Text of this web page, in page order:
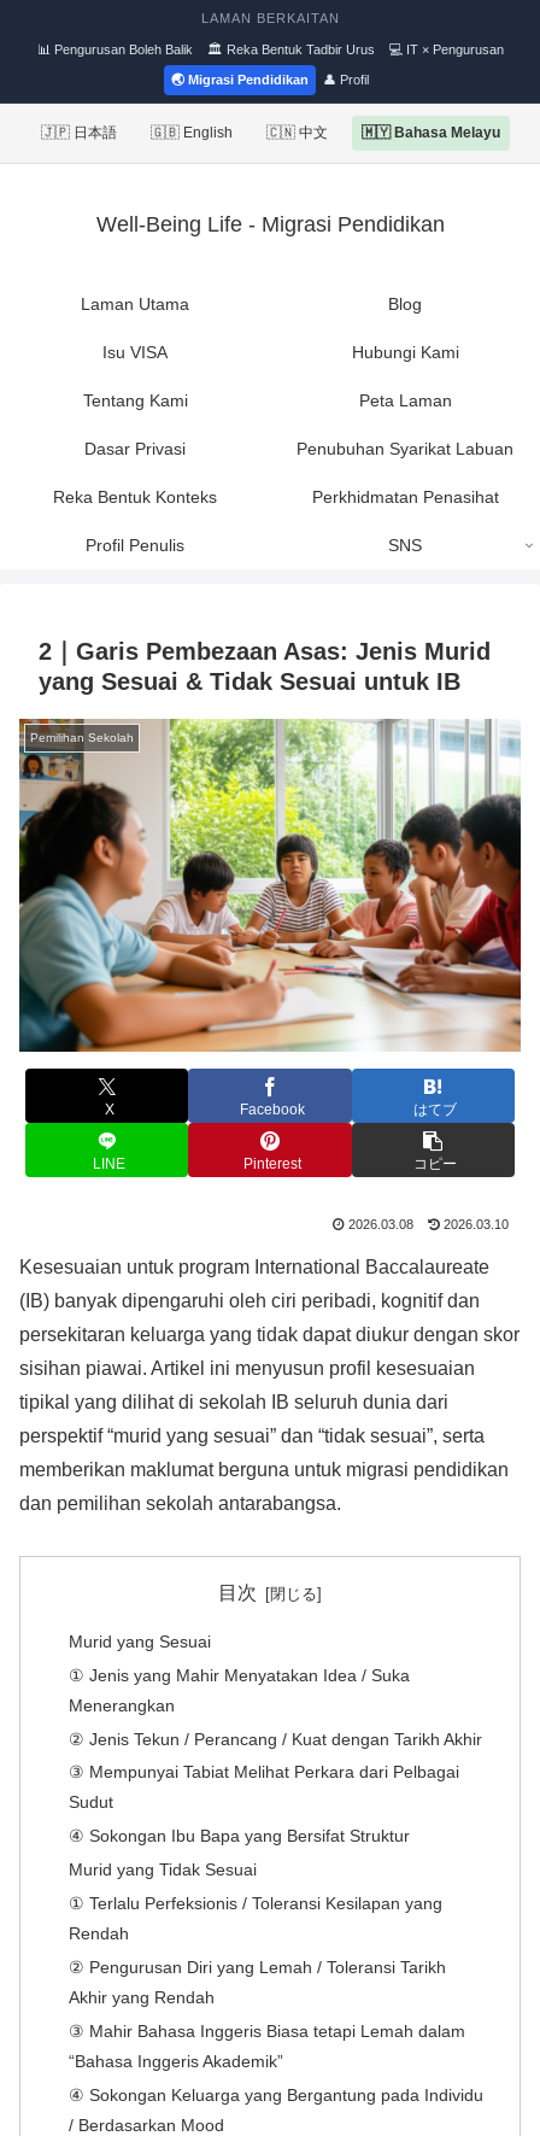
LAMAN BERKAITAN
📊 Pengurusan Boleh Balik 🏛 Reka Bentuk Tadbir Urus 💻 IT × Pengurusan
🌏 Migrasi Pendidikan 👤 Profil
🇯🇵 日本語 🇬🇧 English 🇨🇳 中文 🇲🇾 Bahasa Melayu
Well-Being Life - Migrasi Pendidikan
Laman Utama Blog
Isu VISA Hubungi Kami
Tentang Kami Peta Laman
Dasar Privasi Penubuhan Syarikat Labuan
Reka Bentuk Konteks Perkhidmatan Penasihat
Profil Penulis SNS
2｜Garis Pembezaan Asas: Jenis Murid
yang Sesuai & Tidak Sesuai untuk IB
Pemilihan Sekolah
X Facebook はてブ
LINE Pinterest コピー
2026.03.08 2026.03.10
Kesesuaian untuk program International Baccalaureate
(IB) banyak dipengaruhi oleh ciri peribadi, kognitif dan
persekitaran keluarga yang tidak dapat diukur dengan skor
sisihan piawai. Artikel ini menyusun profil kesesuaian
tipikal yang dilihat di sekolah IB seluruh dunia dari
perspektif “murid yang sesuai” dan “tidak sesuai”, serta
memberikan maklumat berguna untuk migrasi pendidikan
dan pemilihan sekolah antarabangsa.
目次
Murid yang Sesuai
① Jenis yang Mahir Menyatakan Idea / Suka
Menerangkan
② Jenis Tekun / Perancang / Kuat dengan Tarikh Akhir
③ Mempunyai Tabiat Melihat Perkara dari Pelbagai
Sudut
④ Sokongan Ibu Bapa yang Bersifat Struktur
Murid yang Tidak Sesuai
① Terlalu Perfeksionis / Toleransi Kesilapan yang
Rendah
② Pengurusan Diri yang Lemah / Toleransi Tarikh
Akhir yang Rendah
③ Mahir Bahasa Inggeris Biasa tetapi Lemah dalam
“Bahasa Inggeris Akademik”
④ Sokongan Keluarga yang Bergantung pada Individu
/ Berdasarkan Mood